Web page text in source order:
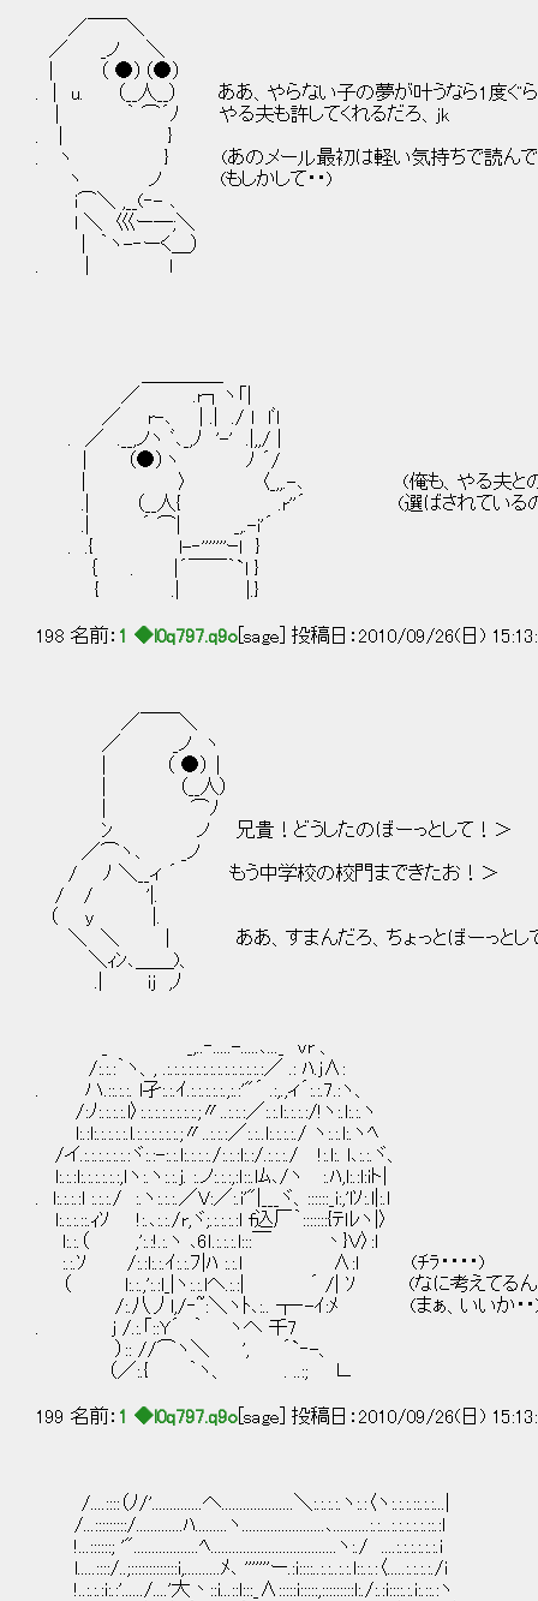
／￣￣＼
／ _ノ ＼
| （ ●）（●）
. | u. （__人__） ああ、やらない子の夢が叶うなら1度ぐ
| ｀ ⌒´ﾉ やる夫も許してくれるだろ、jk
. | }
. ヽ } (あのメール最初は軽い気持ちで読んで
ヽ ノ (もしかして・・)
i⌒＼ ,__(‐- ､
l ＼ 巛ー─;＼
| ｀ヽ-‐ーく＿）
／ .r┐ヽ「|
／ r-､ | .| ./ l lﾞl
. ／ .__,ノヽ ﾞ､_,ﾉ '-' .|,,/ |
｜ （●）ヽ ﾉ ´/
| 〉 〈_,,.-､ (俺も、やる夫との友情と
.| （__人{ .r''´ (選ばされているのか
.| ´ ⌒| _,.-i'´
. .{ l-‐'''''''ｰl }
｛ . |´￣￣｀`l }
{ .| |.}
198 名前： 1 ◆l0q797.q9o [sage] 投稿日：2010/09/26(日)
／￣￣＼
／ _ノ ヽ
| （ ●） |
| （__人）
| ⌒ﾉ
ﾝ ノ 兄貴！どうしたのぼーっとして！＞
／⌒ヽ､ _ノ
/ ﾉ ＼__ィ ´ もう中学校の校門まできたお！＞
/ / '|.
（ y |.
＼ ＼ | ああ、すまんだろ、ちょっとぼーっとして
＼ｨﾝ､＿＿)、
.| ij ,ﾉ
_ _,..‐.....-.....､..._ vr 、
/:.:.:｀ヽ、, .:.:.:.:.:.:.:.:.:.:.:.:.:.:／ .: ﾊ.j∧:
. ハ.::.:.:. l孑:.:.ｲ.:.:.:.:.:.,:.:'"´ .:,.,ィ´:.:.7.:ヽ、
/:ﾉ:.:.:.:.l〉:.:.:.:.:.:.:.:.;〃..:.:.:／:.:.l:.:.:.:/!ヽ:.l:.:.ヽ
l:.:l:.:.:.:.:.l.:.:.:.:.:.:.;〃..:.:.:／:.:..l:.:.:.:./ ヽ:.:.l:.ヽﾍ
/イ.:.:.:.:.:.:.:ヾ:.:-:.:.l:.:.:.:./:.:.:l:.:/.:.:.:./ !:.l:. l､:.:.ヾ、
l:.:.:l:.:.:.:.:.:,ｌヽ:.ヽ:.:.j. :.ノ:.:.:,:ｌ::.lﾑ､/ヽ :.ﾊ,l:.:l:iト|
. l:.:.:.:l :.:.:./ :.ヽ:.:.:.／V:／:.i'"|___ヾ、::::::_i:,'lｿ:.l|:.ｌ
l:.:.:.::.ｨｿ !:.､:.:./r,ヾ;.:.:.:.:l f込厂｀:::::::{ﾃｌﾚヽ|〉
l:.:.（ ,':.:!.:.ヽ ､6ｌ.:.:.:.l:::￣ 丶}Ｖ〉:l
:.:.ｿ /:.:l:.:.ｲ:.:.ﾌ|ﾊ :.:.l ∧:l (ﾁﾗ・・・・)
（ l:.:.,':.:l_|ヽ:.:.lヘ.:.:| ´ /| ｿ (なに考えてるんだろ
/:.八丿l,/‐~:＼ヽﾄ､:.. ┬‐-ｲ:ﾒ (まぁ、いいか・・
. j /.:.「::Y´ ｀ ヽへ 千7
）:: //⌒ヽ＼ ', ´`‐-、
（／:.{ ｀ヽ、 . ..:; ∟
199 名前： 1 ◆l0q797.q9o [sage] 投稿日：2010/09/26(日)
/....::::（ﾉ/'..............へ....................＼:.:.:.:.ヽ:.:〈ヽ:.:.:.::.:.:...|
/...:::::::::/.............ﾊ.........ヽ.......................､..........:.:...:.:.:.:.:.::.:l
!...::::::; '"..................ﾍ...................................ヽ:./ ....:.:.:.:.:.:.i
l.....::::/..;:::::::::::::i,..........ﾒ､ '''''''ー.:i::::..:.:..:.:.l::.:.:〈.....:.:.:.:./i
!..:.:.:i:.:'....../....'大丶::i...::l:::_∧:::::i:::::,:::::::::l:./:.:i::::.:.i:.::.:ヽ